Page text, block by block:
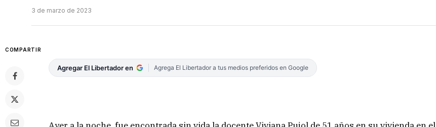
3 de marzo de 2023
COMPARTIR
Agregar El Libertador en Agrega El Libertador a tus medios preferidos en Google